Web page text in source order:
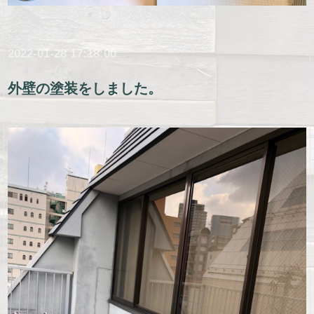
2022-01-28 17:18:00
外壁の塗装をしました。